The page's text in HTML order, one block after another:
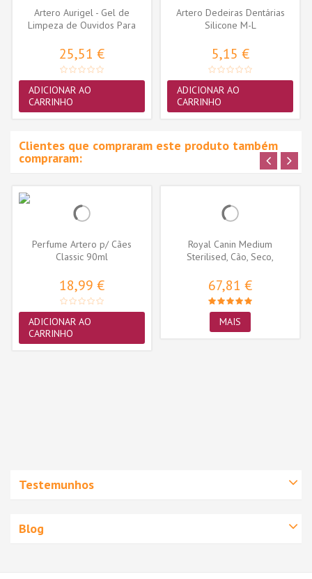
Artero Aurigel - Gel de
Limpeza de Ouvidos Para
25,51 €
ADICIONAR AO
CARRINHO
Artero Dedeiras Dentárias
Silicone M-L
5,15 €
ADICIONAR AO
CARRINHO
Clientes que compraram este produto também
compraram:
Perfume Artero p/ Cães
Classic 90ml
18,99 €
ADICIONAR AO
CARRINHO
Royal Canin Medium
Sterilised, Cão, Seco,
67,81 €
MAIS
Testemunhos
Blog